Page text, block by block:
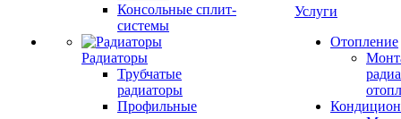
Консольные сплит-
системы
Радиаторы
Трубчатые
радиаторы
Профильные
Услуги
Отопление